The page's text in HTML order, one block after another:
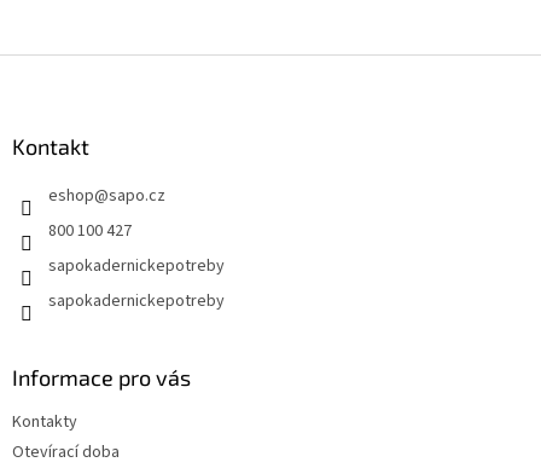
Kontakt
eshop@sapo.cz
800 100 427
sapokadernickepotreby
sapokadernickepotreby
Informace pro vás
Kontakty
Otevírací doba